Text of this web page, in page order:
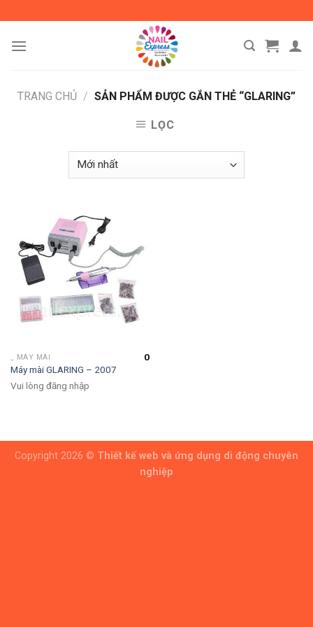
content
TRANG CHỦ / SẢN PHẨM ĐƯỢC GẮN THẺ “GLARING”
LỌC
_ MÁY MÀI
Máy mài GLARING – 2007
0
Vui lòng đăng nhập
Copyright 2026 © Thiết kế web và ứng dụng di động chuyên
nghiệp